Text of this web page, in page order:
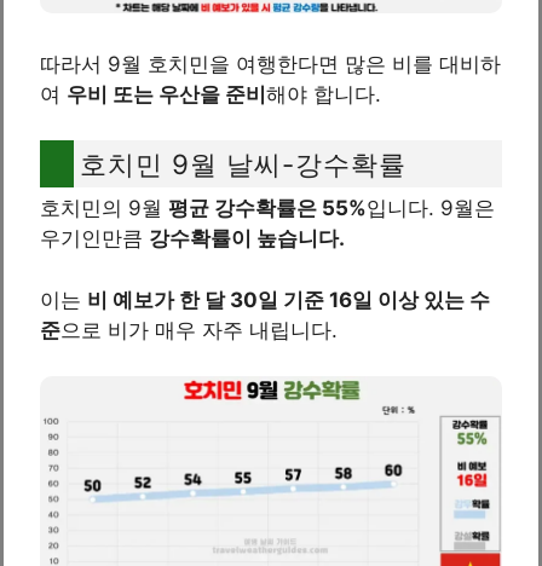
따라서 9월 호치민을 여행한다면 많은 비를 대비하
여 우비 또는 우산을 준비해야 합니다.
호치민 9월 날씨-강수확률
호치민의 9월 평균 강수확률은 55%입니다. 9월은
우기인만큼 강수확률이 높습니다.
이는 비 예보가 한 달 30일 기준 16일 이상 있는 수
준으로 비가 매우 자주 내립니다.